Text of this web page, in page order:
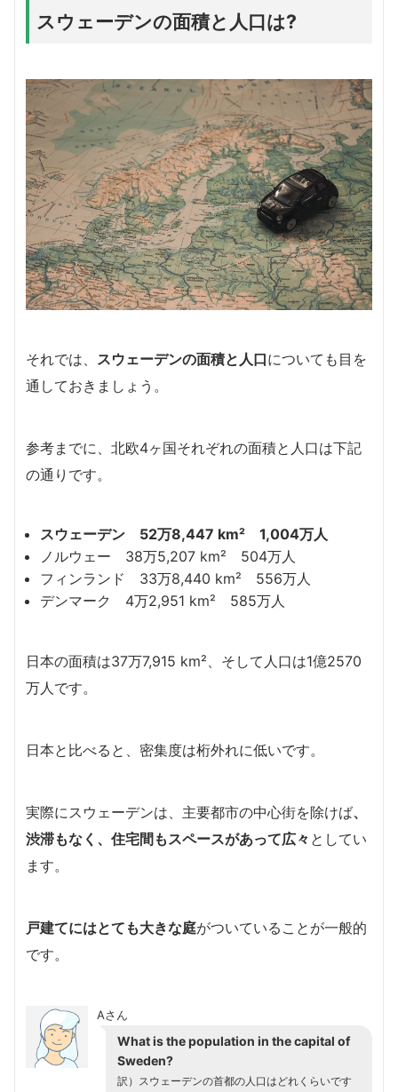
スウェーデンの面積と人口は?
それでは、 スウェーデンの面積と人口についても目を
通しておきましょう。
参考までに、北欧4ヶ国それぞれの面積と人口は下記
の通りです。
スウェーデン 52万8,447 km²
1,004万人
ノルウェー 38万5,207 km² 504万人
フィンランド 33万8,440 km² 556万人
デンマーク 4万2,951 km² 585万人
日本の面積は37万7,915 km²、そして人口は1億2570
万人です。
日本と比べると、密集度は桁外れに低いです。
実際にスウェーデンは、主要都市の中心街を除けば、
渋滞もなく、住宅間もスペースがあって広々 としてい
ます。
戸建てにはとても大きな庭がついていることが一般的
です。
Aさん
What is the population in the capital of
Sweden?
訳）スウェーデンの首都の人口はどれくらいです